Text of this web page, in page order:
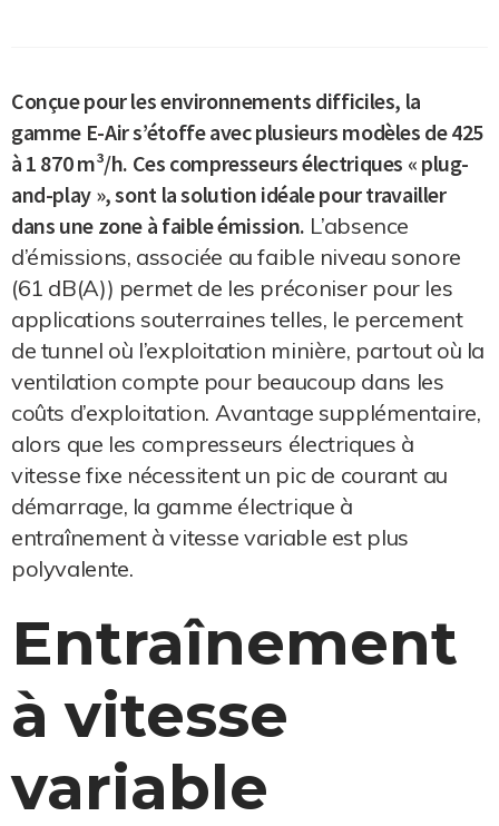
Conçue pour les environnements difficiles, la
gamme E-Air s’étoffe avec plusieurs modèles de 425
à 1 870 m³/h. Ces compresseurs électriques « plug-
and-play », sont la solution idéale pour travailler
dans une zone à faible émission. L’absence
d’émissions, associée au faible niveau sonore
(61 dB(A)) permet de les préconiser pour les
applications souterraines telles, le percement
de tunnel où l’exploitation minière, partout où la
ventilation compte pour beaucoup dans les
coûts d’exploitation. Avantage supplémentaire,
alors que les compresseurs électriques à
vitesse fixe nécessitent un pic de courant au
démarrage, la gamme électrique à
entraînement à vitesse variable est plus
polyvalente.
Entraînement
à vitesse
variable